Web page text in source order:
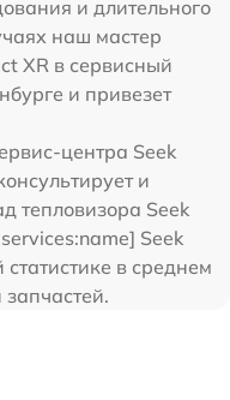
и длительного
наш мастер
XR в сервисный
и привезет
центра Seek
и
тепловизора Seek
Seek
в среднем